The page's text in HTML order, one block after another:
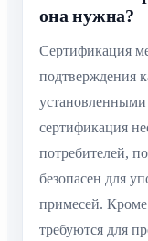
она нужна?
Сертификация
подтверждения
сертификация
потребителей,
безопасен для
примесей. Кроме
требуются для